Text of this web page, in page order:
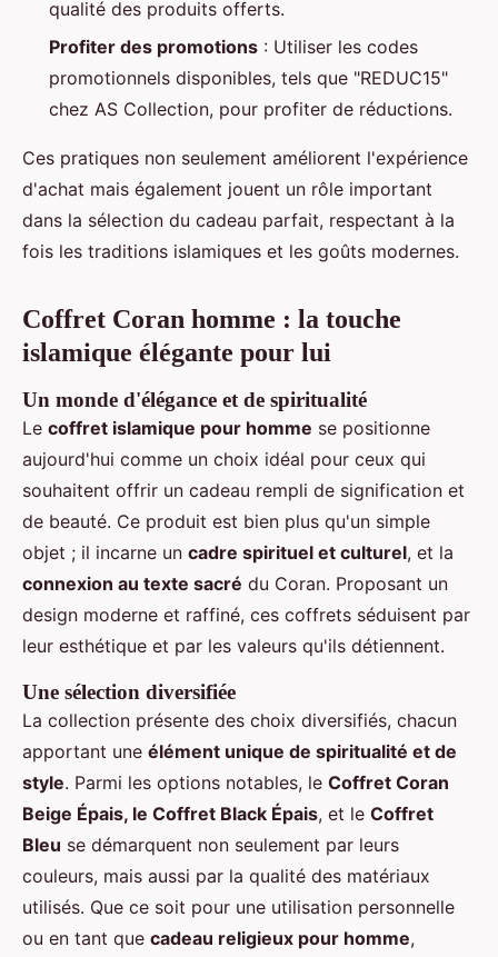
qualité des produits offerts.
Profiter des promotions : Utiliser les codes
promotionnels disponibles, tels que "REDUC15"
chez AS Collection, pour profiter de réductions.
Ces pratiques non seulement améliorent l'expérience
d'achat mais également jouent un rôle important
dans la sélection du cadeau parfait, respectant à la
fois les traditions islamiques et les goûts modernes.
Coffret Coran homme : la touche
islamique élégante pour lui
Un monde d'élégance et de spiritualité
Le coffret islamique pour homme se positionne
aujourd'hui comme un choix idéal pour ceux qui
souhaitent offrir un cadeau rempli de signification et
de beauté. Ce produit est bien plus qu'un simple
objet ; il incarne un cadre spirituel et culturel, et la
connexion au texte sacré du Coran. Proposant un
design moderne et raffiné, ces coffrets séduisent par
leur esthétique et par les valeurs qu'ils détiennent.
Une sélection diversifiée
La collection présente des choix diversifiés, chacun
apportant une élément unique de spiritualité et de
style. Parmi les options notables, le Coffret Coran
Beige Épais, le Coffret Black Épais, et le Coffret
Bleu se démarquent non seulement par leurs
couleurs, mais aussi par la qualité des matériaux
utilisés. Que ce soit pour une utilisation personnelle
ou en tant que cadeau religieux pour homme,